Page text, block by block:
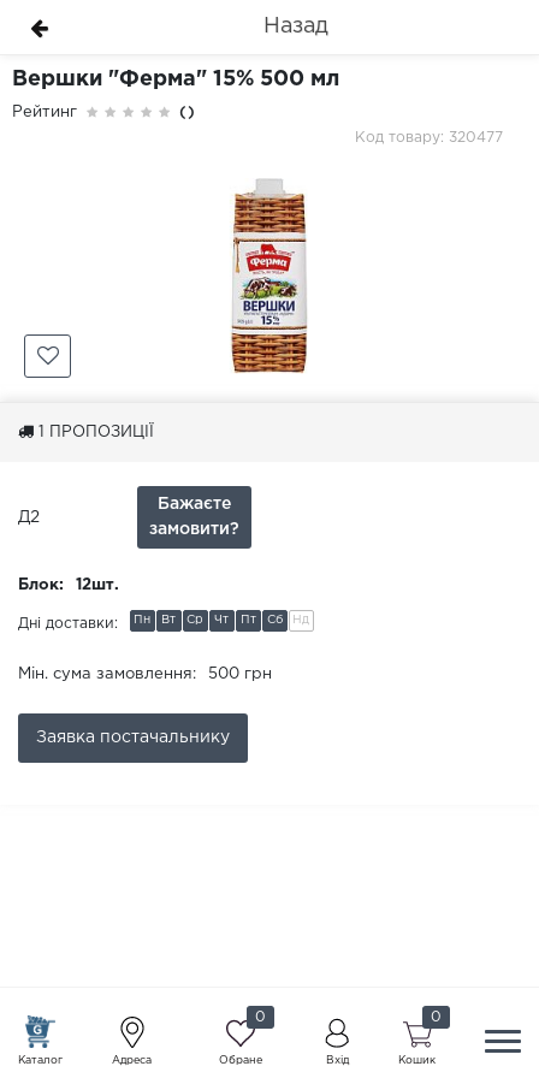
Каталог Адреса
0
Обране Вхід
0
Кошик
Назад
Вершки "Ферма" 15% 500 мл
Рейтинг
()
Код товару: 320477
ПРОПОЗИЦІЇ
Д2
Бажаєте
замовити?
Заявка постачальнику
Блок: 12шт.
Дні доставки: Пн Вт Ср Чт Пт Сб Нд
Мін. сума замовлення: 500 грн